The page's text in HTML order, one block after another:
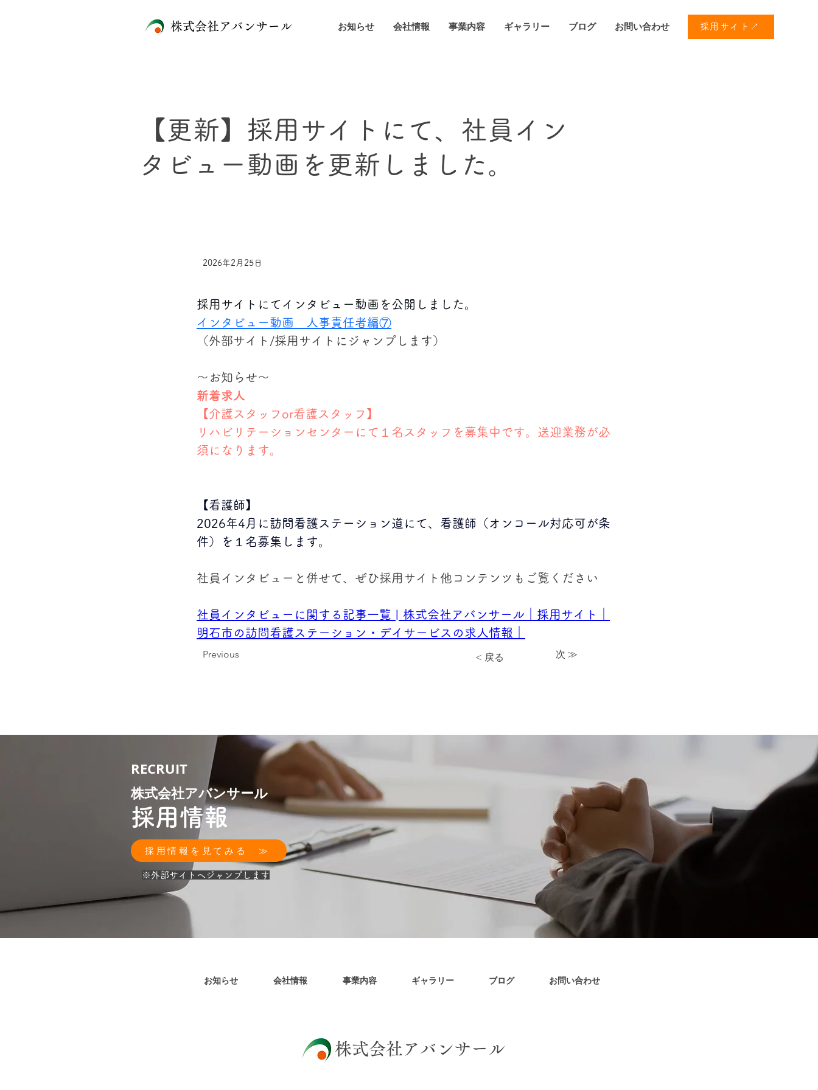
株式会社アバンサール お知らせ 会社情報 事業内容 ギャラリー ブログ お問い合わせ 採用サイト↗
【更新】採用サイトにて、社員イン
タビュー動画を更新しました。
2026年2月25日
採用サイトにてインタビュー動画を公開しました。
インタビュー動画　人事責任者編⑦
（外部サイト/採用サイトにジャンプします）
～お知らせ～
新着求人
【介護スタッフor看護スタッフ】
リハビリテーションセンターにて１名スタッフを募集中です。送迎業務が必
須になります。
【看護師】
2026年4月に訪問看護ステーション道にて、看護師（オンコール対応可が条
件）を１名募集します。
社員インタビューと併せて、ぜひ採用サイト他コンテンツもご覧ください
社員インタビューに関する記事一覧 | 株式会社アバンサール｜採用サイト｜
明石市の訪問看護ステーション・デイサービスの求人情報｜
Previous < 戻る 次 ≫
RECRUIT
株式会社アバンサール
採用情報
採用情報を見てみる ≫
​※外部サイトへジャンプします
お知らせ 会社情報 事業内容 ギャラリー ブログ お問い合わせ
​株式会社アバンサール